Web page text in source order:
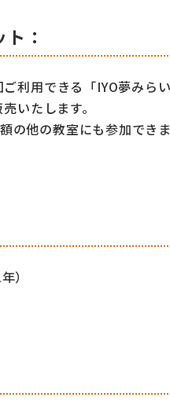
：
利用できる「IYO夢み
いたします。
の他の教室にも参加でき
）